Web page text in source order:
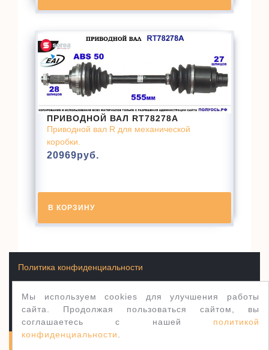
ПРИВОДНОЙ ВАЛ RT78278A
Приводной вал R для механической
коробки.
20969руб.
В КОРЗИНУ
Мы используем cookies для улучшения работы
сайта. Продолжая пользоваться сайтом, вы
соглашаетесь с нашей политикой
конфиденциальности
Условия продажи товаров
Политика конфиденциальности